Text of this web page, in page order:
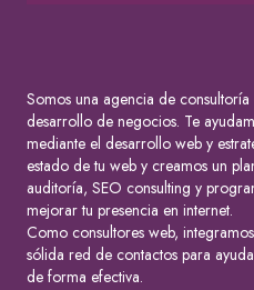
Somos una agencia de
desarrollo de negocios. Te
mediante el desarrollo web y
estado de tu web y creamos un
auditoría, SEO consulting y
mejorar tu presencia en internet.
Como consultores web,
sólida red de contactos para
de forma efectiva.